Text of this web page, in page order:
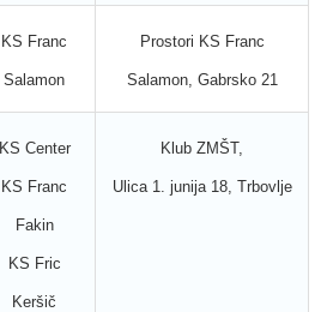
KS Franc
Salamon
Prostori KS Franc
Salamon, Gabrsko 21
KS Center
KS Franc
Fakin
KS Fric
Keršič
Klub ZMŠT,
Ulica 1. junija 18, Trbovlje